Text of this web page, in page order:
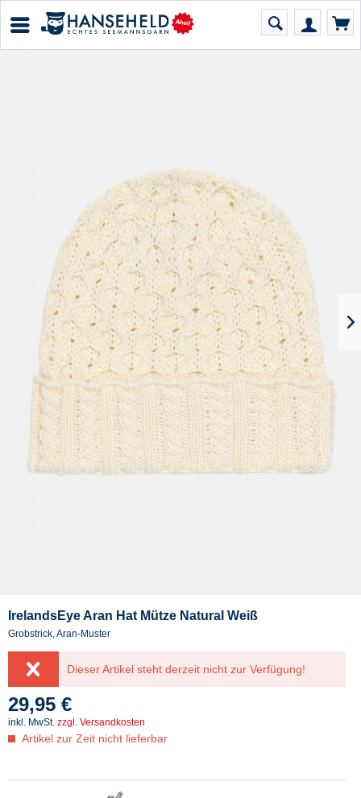
IrelandsEye Aran Hat Mütze Natural Weiß
Grobstrick, Aran-Muster
Dieser Artikel steht derzeit nicht zur Verfügung!
29,95 €
inkl. MwSt. zzgl. Versandkosten
Artikel zur Zeit nicht lieferbar